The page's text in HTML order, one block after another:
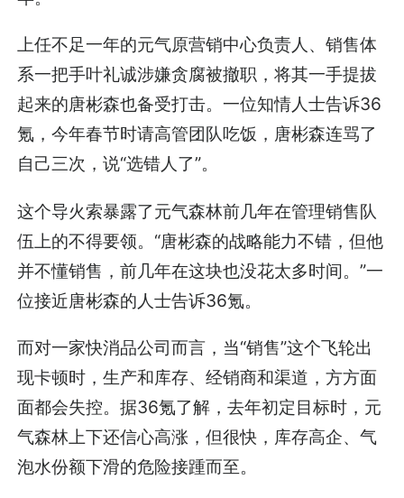
上任不足一年的元气原营销中心负责人、销售体
系一把手叶礼诚涉嫌贪腐被撤职，将其一手提拔
起来的唐彬森也备受打击。一位知情人士告诉36
氪，今年春节时请高管团队吃饭，唐彬森连骂了
自己三次，说“选错人了”。
这个导火索暴露了元气森林前几年在管理销售队
伍上的不得要领。“唐彬森的战略能力不错，但他
并不懂销售，前几年在这块也没花太多时间。”一
位接近唐彬森的人士告诉36氪。
而对一家快消品公司而言，当“销售”这个飞轮出
现卡顿时，生产和库存、经销商和渠道，方方面
面都会失控。据36氪了解，去年初定目标时，元
气森林上下还信心高涨，但很快，库存高企、气
泡水份额下滑的危险接踵而至。